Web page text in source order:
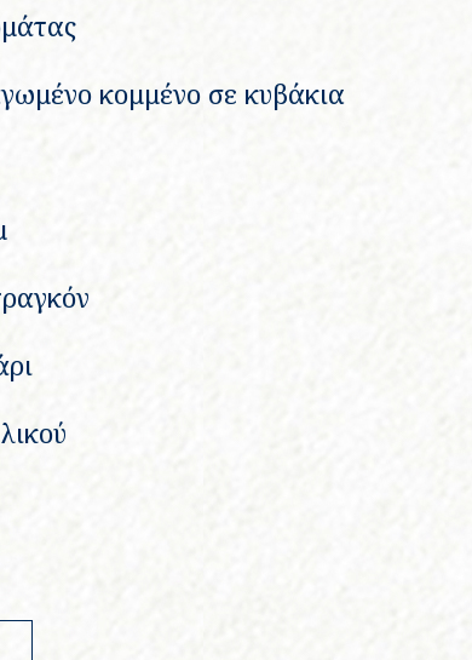
κομμένο σε κυβάκια